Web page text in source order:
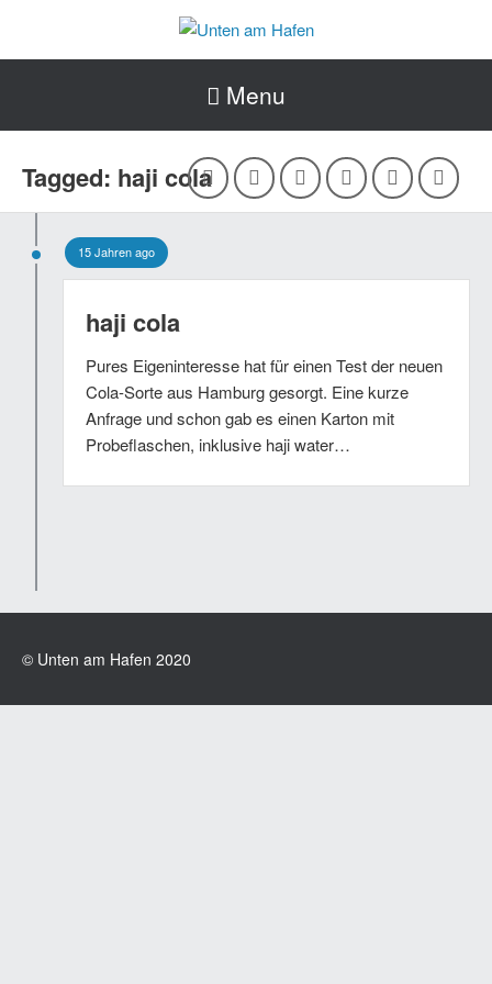
Menu
Tagged: haji cola
15 Jahren ago
haji cola
Pures Eigeninteresse hat für einen Test der neuen
Cola-Sorte aus Hamburg gesorgt. Eine kurze
Anfrage und schon gab es einen Karton mit
Probeflaschen, inklusive haji water…
© Unten am Hafen 2020